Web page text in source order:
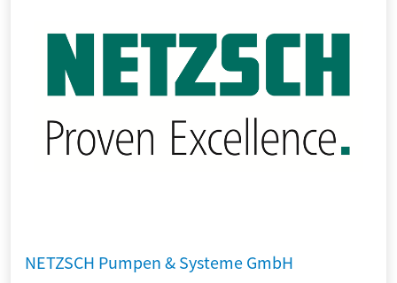
NETZSCH Pumpen & Systeme GmbH